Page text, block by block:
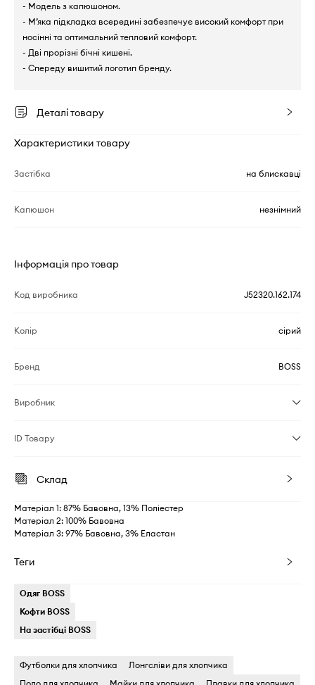
- Модель з капюшоном.
- М’яка підкладка всередині забезпечує високий комфорт при
носінні та оптимальний тепловий комфорт.
- Дві прорізні бічні кишені.
- Спереду вишитий логотип бренду.
Деталі товару
Характеристики товару
Застібка на блискавці
Капюшон незнімний
Інформація про товар
Код виробника J52320.162.174
Колір сірий
Бренд BOSS
Виробник
ID Товару
Склад
Матеріал 1: 87% Бавовна, 13% Поліестер
Матеріал 2: 100% Бавовна
Матеріал 3: 97% Бавовна, 3% Еластан
Теги
Одяг BOSS
Кофти BOSS
На застібці BOSS
Футболки для хлопчика
Лонгсліви для хлопчика